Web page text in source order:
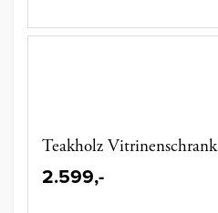
Teakholz Vitrinenschrank
2.599,-